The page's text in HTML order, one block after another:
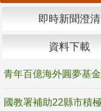
即時新聞澄清
資料下載